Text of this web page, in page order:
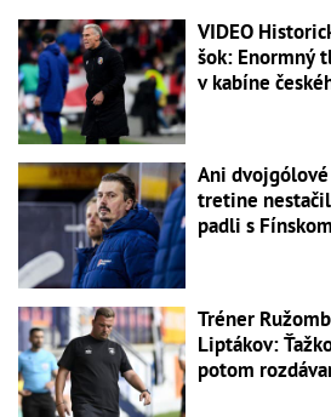
VIDEO
šok: Enormný
v kabíne
Ani
tretine
padli s
Tréner
Liptákov:
potom